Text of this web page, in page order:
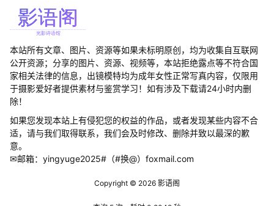
清到底哪个是真实的她的本事，怕
是连特工…
本站所有文章、图片、资源等如果未标明原创，均为收集自互联网
公开资源；分享的图片、资源、视频等，本站拒绝露点等不符合国
家相关法律的信息，出镜模特均为成年女性正常写真内容，仅限用
于摄影爱好者提供素材与鉴赏学习！如有涉及下载请24小时内删
除！
如果您发现本站上有侵犯您的权益的作品，或者发现某些内容不合
适，请与我们取得联系，我们会及时修改、删除并致以最深的歉
意。
✉邮箱：yingyuge2025#（#换@）foxmail.com
Copyright © 2026 影语阁